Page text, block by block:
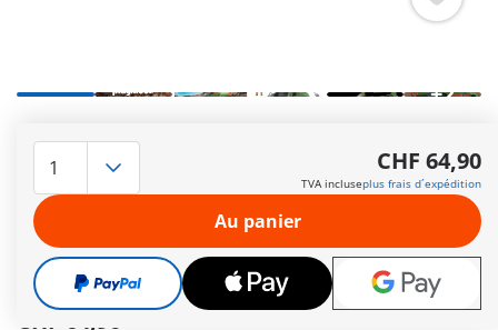
+2
porte-bagages sur le toit pour des virées intrépides à travers
des terrains difficiles.
Autres informations
Le délai de livraison est actuellement de 3 à 6 jours
ouvrable
Livraison gratuite à partir de CHF 99
CHF 64,90
CHF 64,90
TVA incluseplus frais d´expédition
Au panier